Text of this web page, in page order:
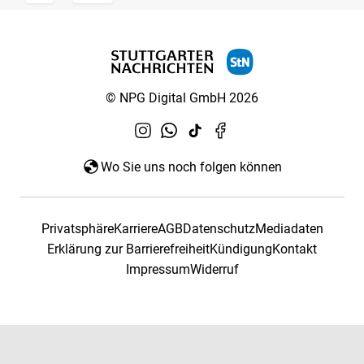
© NPG Digital GmbH 2026
Wo Sie uns noch folgen können
PrivatsphäreKarriereAGBDatenschutzMediadaten
Erklärung zur BarrierefreiheitKündigungKontakt
ImpressumWiderruf